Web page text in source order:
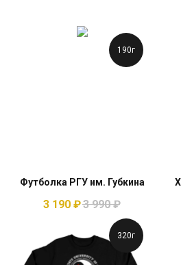
190г
Футболка РГУ им. Губкина
3 190 ₽3 990 ₽
320г